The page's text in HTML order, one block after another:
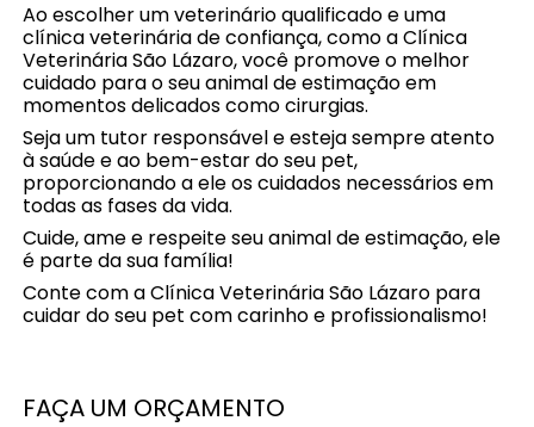
Ao escolher um veterinário qualificado e uma
clínica veterinária de confiança, como a Clínica
Veterinária São Lázaro, você promove o melhor
cuidado para o seu animal de estimação em
momentos delicados como cirurgias.
Seja um tutor responsável e esteja sempre atento
à saúde e ao bem-estar do seu pet,
proporcionando a ele os cuidados necessários em
todas as fases da vida.
Cuide, ame e respeite seu animal de estimação, ele
é parte da sua família!
Conte com a Clínica Veterinária São Lázaro para
cuidar do seu pet com carinho e profissionalismo!
FAÇA UM ORÇAMENTO